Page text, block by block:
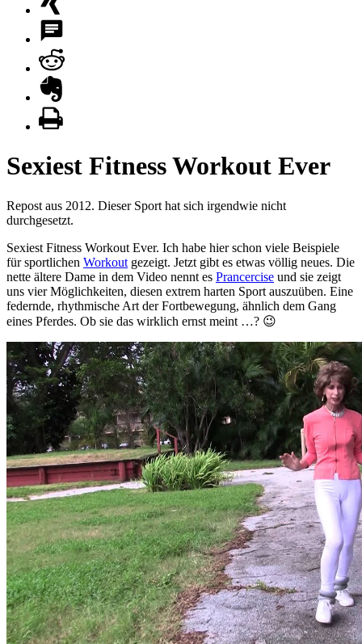
Sexiest Fitness Workout Ever
Repost aus 2012. Dieser Sport hat sich irgendwie nicht
durchgesetzt.
Sexiest Fitness Workout Ever. Ich habe hier schon viele Beispiele
für sportlichen Workout gezeigt. Jetzt gibt es etwas völlig neues. Die
nette ältere Dame in dem Video nennt es Prancercise und sie zeigt
uns vier Möglichkeiten, diesen extrem harten Sport auszuüben. Eine
federnde, rhythmische Art der Fortbewegung, ähnlich dem Gang
eines Pferdes. Ob sie das wirklich ernst meint …? 😉